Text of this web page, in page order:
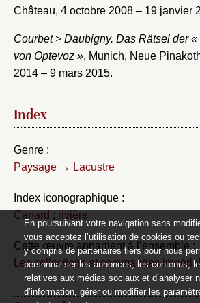
Château, 4 octobre 2008 – 19 janvier
Courbet > Daubigny. Das Rätsel der
von Optevoz », Munich, Neue
2014 – 9 mars 2015.
Index
Genre :
Paysage → Lacustre
Index iconographique :
Canard ; rivière
Cette œuvre appartient à l’ensemble :
Les collections et commandes
En poursuivant votre navigation sans
vous acceptez l’utilisation de cookies ou
y compris de partenaires tiers pour nous
personnaliser les annonces, les contenus,
relatives aux médias sociaux et d’analyser
d’information, gérer ou modifier les